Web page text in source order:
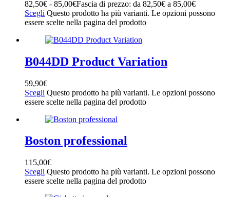
22 (17)
23 (15)
24(12)
25(9)
27(16)
28(18)
29
30(17)
31(17)
33(23)
35(27)
37(23)
38(21)
39(15)
40(9)
82,50€ - 85,00€Fascia di prezzo: da 82,50€ a 85,00€
Scegli Questo prodotto ha più varianti. Le opzioni possono
essere scelte nella pagina del prodotto
B044DD Product Variation
59,90€
Scegli Questo prodotto ha più varianti. Le opzioni possono
essere scelte nella pagina del prodotto
Boston professional
115,00€
Scegli Questo prodotto ha più varianti. Le opzioni possono
essere scelte nella pagina del prodotto